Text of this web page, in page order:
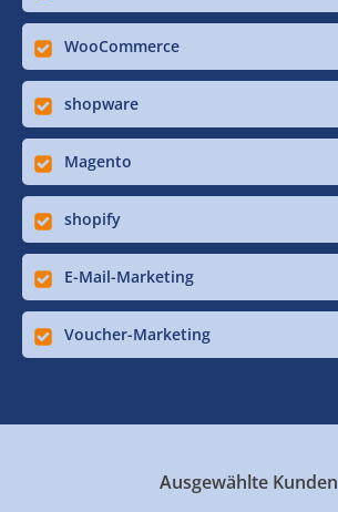
WooCommerce
shopware
Magento
shopify
E-Mail-Marketing
Voucher-Marketing
Ausgewählte Kunden